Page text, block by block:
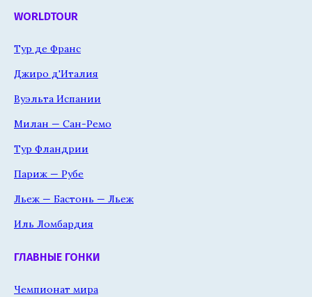
WORLDTOUR
Тур де Франс
Джиро д'Италия
Вуэльта Испании
Милан — Сан-Ремо
Тур Фландрии
Париж — Рубе
Льеж — Бастонь — Льеж
Иль Ломбардия
ГЛАВНЫЕ ГОНКИ
Чемпионат мира